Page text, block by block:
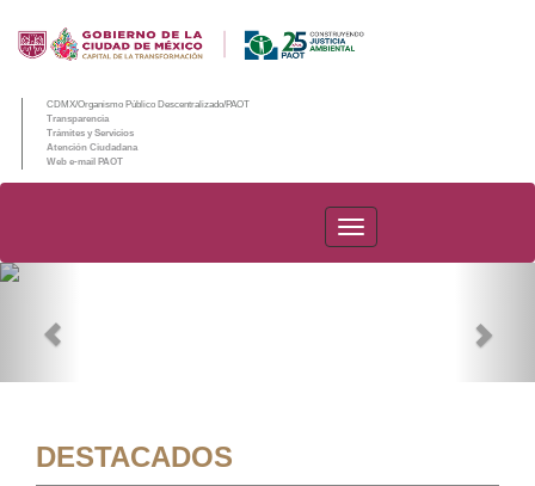
CDMX/Organismo Público Descentralizado/PAOT
Transparencia
Trámites y Servicios
Atención Ciudadana
Web e-mail PAOT
PAOT
DESTACADOS